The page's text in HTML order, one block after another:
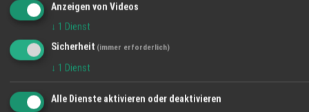
Anzeigen von Videos
↓ 1 Dienst
Sicherheit (immer erforderlich)
↓ 1 Dienst
Alle Dienste aktivieren oder deaktivieren